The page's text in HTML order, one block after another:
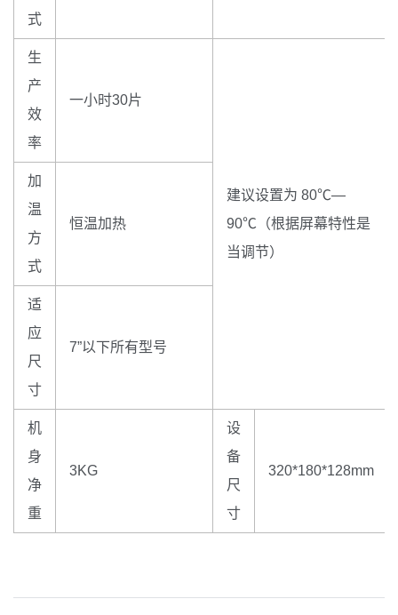
式
生
产
效
率
一小时30片
建议设置为 80℃—
90℃（根据屏幕特性是
当调节）
加
温
方
式
恒温加热
适
应
尺
寸
7”以下所有型号
机
身
净
重
3KG
设
备
尺
寸
320*180*128mm